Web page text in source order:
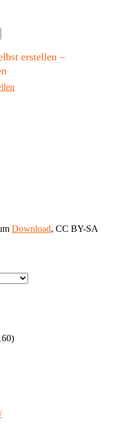
erstellen –
Download, CC BY-SA